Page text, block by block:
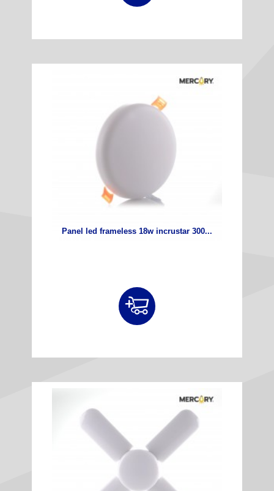
Panel led frameless 18w incrustar 300...